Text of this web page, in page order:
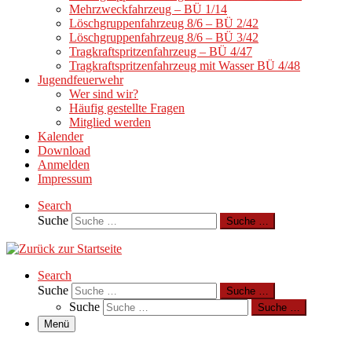
Mehrzweckfahrzeug – BÜ 1/14
Löschgruppenfahrzeug 8/6 – BÜ 2/42
Löschgruppenfahrzeug 8/6 – BÜ 3/42
Tragkraftspritzenfahrzeug – BÜ 4/47
Tragkraftspritzenfahrzeug mit Wasser BÜ 4/48
Jugendfeuerwehr
Wer sind wir?
Häufig gestellte Fragen
Mitglied werden
Kalender
Download
Anmelden
Impressum
Search
Suche
Suche …
Search
Suche
Suche …
Suche
Suche …
Menü